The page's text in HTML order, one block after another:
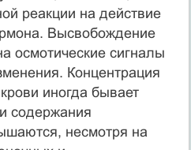
реакции на действие
Высвобождение
осмотические сигналы
Концентрация
иногда бывает
содержания
несмотря на